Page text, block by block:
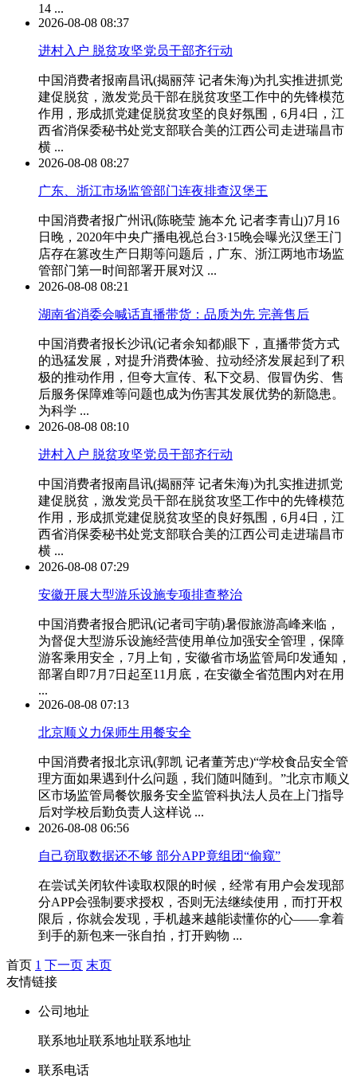
14 ...
2026-08-08 08:37
进村入户 脱贫攻坚党员干部齐行动
中国消费者报南昌讯(揭丽萍 记者朱海)为扎实推进抓党
建促脱贫，激发党员干部在脱贫攻坚工作中的先锋模范
作用，形成抓党建促脱贫攻坚的良好氛围，6月4日，江
西省消保委秘书处党支部联合美的江西公司走进瑞昌市
横 ...
2026-08-08 08:27
广东、浙江市场监管部门连夜排查汉堡王
中国消费者报广州讯(陈晓莹 施本允 记者李青山)7月16
日晚，2020年中央广播电视总台3·15晚会曝光汉堡王门
店存在篡改生产日期等问题后，广东、浙江两地市场监
管部门第一时间部署开展对汉 ...
2026-08-08 08:21
湖南省消委会喊话直播带货：品质为先 完善售后
中国消费者报长沙讯(记者余知都)眼下，直播带货方式
的迅猛发展，对提升消费体验、拉动经济发展起到了积
极的推动作用，但夸大宣传、私下交易、假冒伪劣、售
后服务保障难等问题也成为伤害其发展优势的新隐患。
为科学 ...
2026-08-08 08:10
进村入户 脱贫攻坚党员干部齐行动
中国消费者报南昌讯(揭丽萍 记者朱海)为扎实推进抓党
建促脱贫，激发党员干部在脱贫攻坚工作中的先锋模范
作用，形成抓党建促脱贫攻坚的良好氛围，6月4日，江
西省消保委秘书处党支部联合美的江西公司走进瑞昌市
横 ...
2026-08-08 07:29
安徽开展大型游乐设施专项排查整治
中国消费者报合肥讯(记者司宇萌)暑假旅游高峰来临，
为督促大型游乐设施经营使用单位加强安全管理，保障
游客乘用安全，7月上旬，安徽省市场监管局印发通知，
部署自即7月7日起至11月底，在安徽全省范围内对在用
...
2026-08-08 07:13
北京顺义力保师生用餐安全
中国消费者报北京讯(郭凯 记者董芳忠)“学校食品安全管
理方面如果遇到什么问题，我们随叫随到。”北京市顺义
区市场监管局餐饮服务安全监管科执法人员在上门指导
后对学校后勤负责人这样说 ...
2026-08-08 06:56
自己窃取数据还不够 部分APP竟组团“偷窥”
在尝试关闭软件读取权限的时候，经常有用户会发现部
分APP会强制要求授权，否则无法继续使用，而打开权
限后，你就会发现，手机越来越能读懂你的心——拿着
到手的新包来一张自拍，打开购物 ...
首页 1 下一页 末页
友情链接
公司地址
联系地址联系地址联系地址
联系电话